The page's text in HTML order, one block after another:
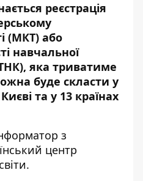
реєстрація
(МКТ) або
навчальної
яка триватиме
буде скласти у
та у 13 країнах
з
центр
.